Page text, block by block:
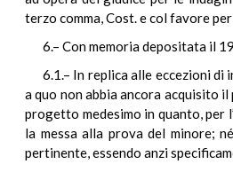
terzo comma, Cost. e col favore
6.– Con memoria depositata il
6.1.– In replica alle eccezioni
a quo non abbia ancora acquisito
progetto medesimo in quanto, per
la messa alla prova del minore;
pertinente, essendo anzi